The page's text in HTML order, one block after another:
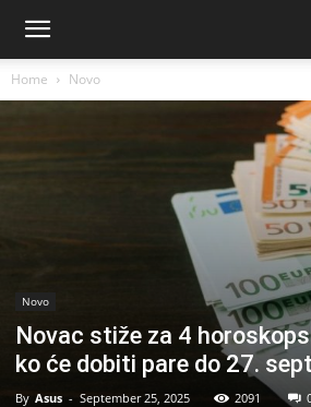
Home Novo
Novo
Novac stiže za 4
ko će dobiti pare do 27.
By Asus - September 25, 2025 2091